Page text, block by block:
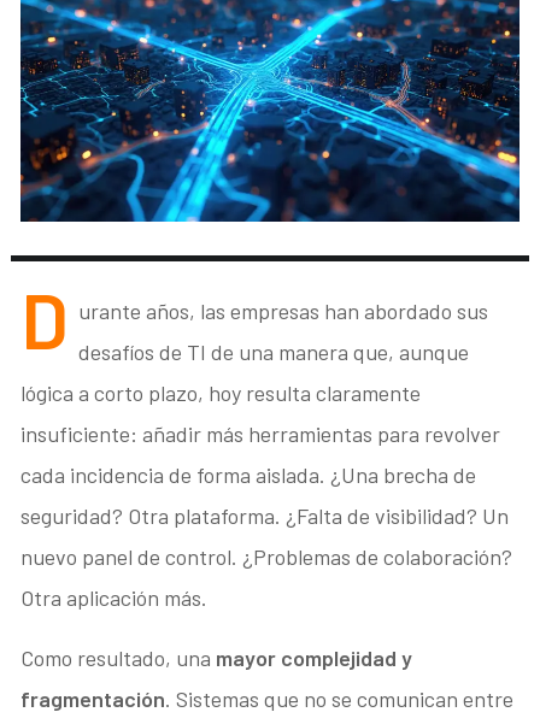
D urante años, las empresas han abordado sus
desafíos de TI de una manera que, aunque
lógica a corto plazo, hoy resulta claramente
insuficiente: añadir más herramientas para revolver
cada incidencia de forma aislada. ¿Una brecha de
seguridad? Otra plataforma. ¿Falta de visibilidad? Un
nuevo panel de control. ¿Problemas de colaboración?
Otra aplicación más.
Como resultado, una mayor complejidad y
fragmentación. Sistemas que no se comunican entre